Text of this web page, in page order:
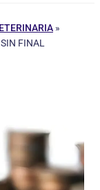
»
FINAL